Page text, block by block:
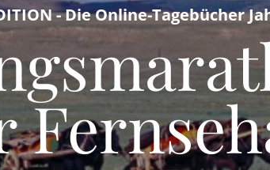
- Die Online-Tagebücher